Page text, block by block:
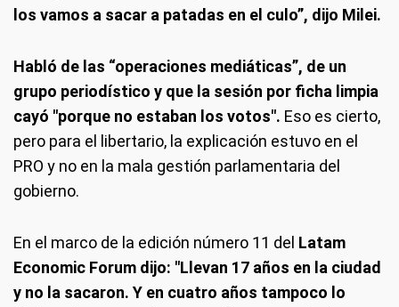
los vamos a sacar a patadas en el culo”, dijo Milei.
Habló de las “operaciones mediáticas”, de un
grupo periodístico y que la sesión por ficha limpia
cayó "porque no estaban los votos". Eso es cierto,
pero para el libertario, la explicación estuvo en el
PRO y no en la mala gestión parlamentaria del
gobierno.
En el marco de la edición número 11 del Latam
Economic Forum dijo: "Llevan 17 años en la ciudad
y no la sacaron. Y en cuatro años tampoco lo